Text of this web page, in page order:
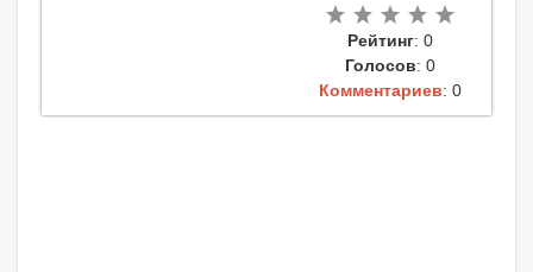
Рейтинг: 0
Голосов: 0
Комментариев: 0